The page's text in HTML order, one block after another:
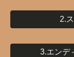
2.
3.エンデ